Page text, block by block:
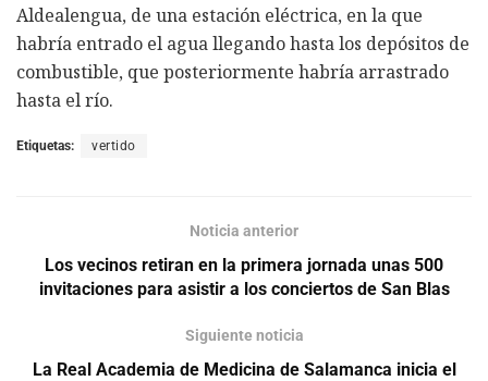
Aldealengua, de una estación eléctrica, en la que
habría entrado el agua llegando hasta los depósitos de
combustible, que posteriormente habría arrastrado
hasta el río.
Etiquetas: vertido
Noticia anterior
Los vecinos retiran en la primera jornada unas 500
invitaciones para asistir a los conciertos de San Blas
Siguiente noticia
La Real Academia de Medicina de Salamanca inicia el